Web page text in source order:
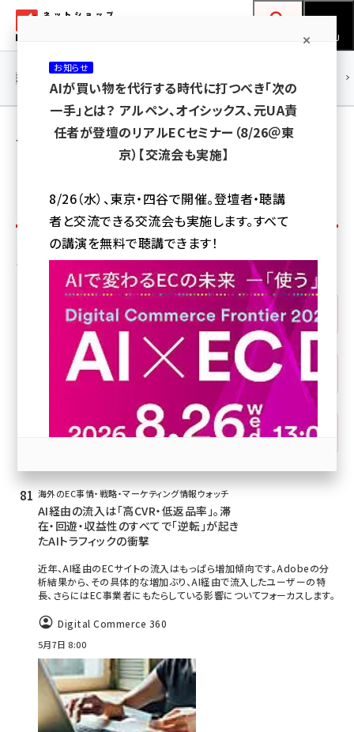
ン
ネットショップ担当者フォーラム
MENU
yahoo (1901)
楽天 (1871)
アスクル (1119)
base (1075)
ビィ・フォアード (773)
revico (739)
連載・特集 |
人気記事ランキング（過去1か月間）［5ページ
ラ
イ
昨日 1週間 1か月 全期間
その他の人気記事ランキングも見てみる：
Facebook
X（Twitter）
はてなブックマーク
海外のEC事情・戦略・マーケティング情報ウォッチ
AI経由の流入は「高CVR・低返品率」。滞
在・回遊・収益性のすべてで「逆転」が起き
たAIトラフィックの衝撃
近年、AI経由のECサイトの流入はもっぱら増加傾向です。Adobeの分
析結果から、その具体的な増加ぶり、AI経由で流入したユーザーの特
長、さらにはEC事業者にもたらしている影響についてフォーカスします。
Digital Commerce 360
5月7日 8:00
お知らせ
AIが買い物を代行する時代に打つべき「次の
一手」とは？ アルペン、オイシックス、元UA責
任者が登壇のリアルECセミナー（8/26＠東
京）【交流会も実施】
8/26（水）、東京・四谷で開催。登壇者・聴講
者と交流できる交流会も実施します。すべて
の講演を無料で聴講できます！
参加登録はこちら↑